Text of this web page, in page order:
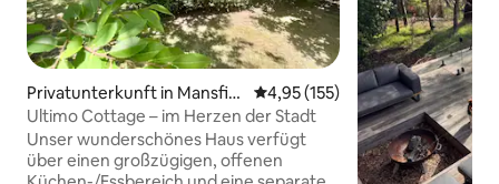
Privatunterkunft in Mansfiel
d
Durchschnittliche Bewertung:
4,95 (155)
Ultimo Cottage – im Herzen der Stadt
Unser wunderschönes Haus verfügt
über einen großzügigen, offenen